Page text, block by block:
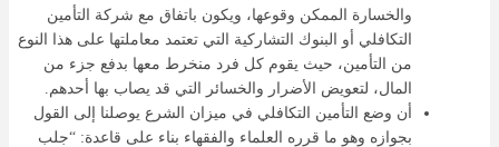
والخسارة الممكن وقوعها، ويكون باتفاق مع شركة التأمين
التكافلي أو البنوك التشاركية التي تعتمد معاملتها على هذا النوع
من التأمين، حيث يقوم كل فرد منخرط معها بدفع جزء من
المال، لتعويض الأضرار والخسائر التي قد يصاب بها أحدهم.
أن وضع التأمين التكافلي في ميزان الشرع يوصلنا إلى القول
بجوازه وهو ما قرره العلماء والفقهاء بناء على قاعدة: “جلب